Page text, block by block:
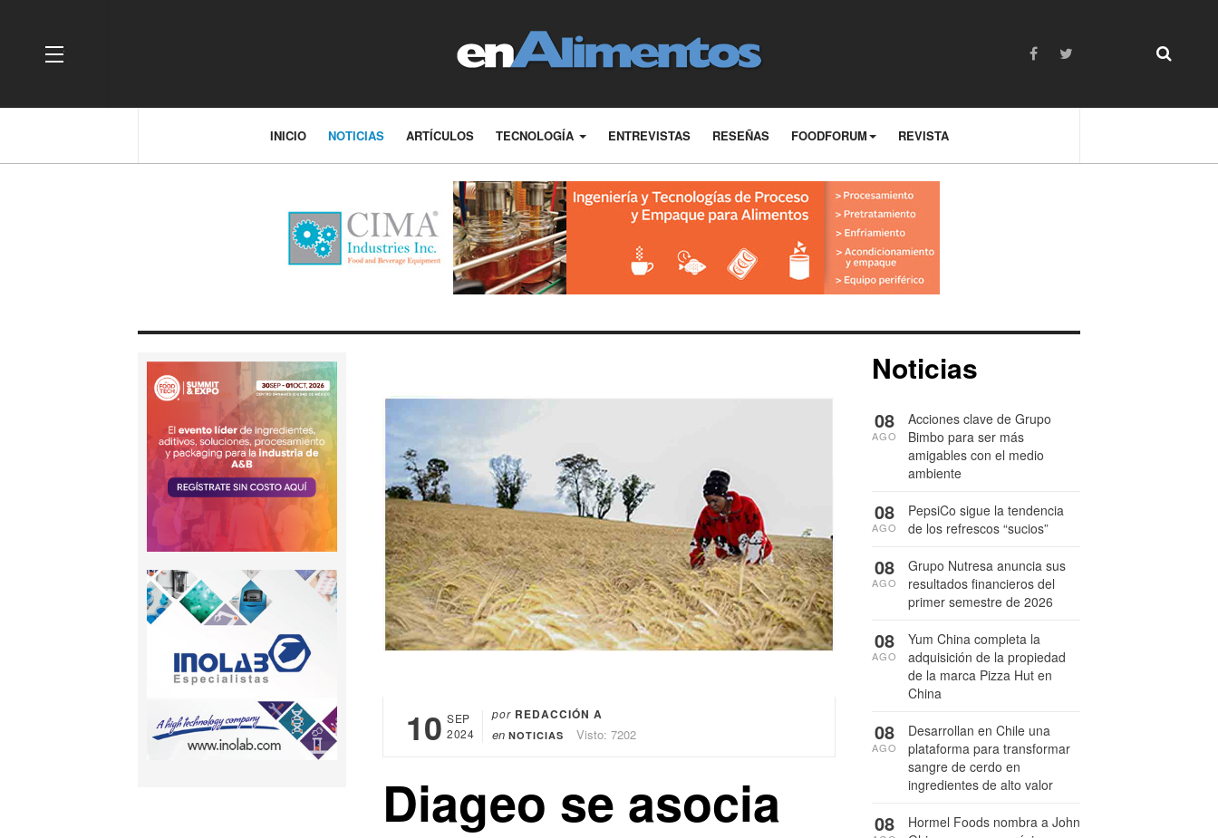
OFF CANVAS
INICIO NOTICIAS ARTÍCULOS TECNOLOGÍA ENTREVISTAS RESEÑAS FOODFORUM REVISTA
10 SEP
2024
por REDACCIÓN A
en NOTICIAS Visto: 7202
Diageo se asocia
Noticias
Acciones clave de Grupo
Bimbo para ser más
amigables con el medio
ambiente
08
AGO
PepsiCo sigue la tendencia
de los refrescos “sucios”
08
AGO
Grupo Nutresa anuncia sus
resultados financieros del
primer semestre de 2026
08
AGO
Yum China completa la
adquisición de la propiedad
de la marca Pizza Hut en
China
08
AGO
Desarrollan en Chile una
plataforma para transformar
sangre de cerdo en
ingredientes de alto valor
08
AGO
Hormel Foods nombra a John
08